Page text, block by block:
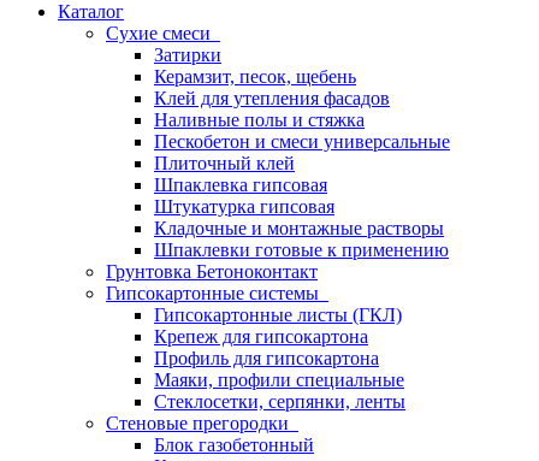
Каталог
Сухие смеси
Затирки
Керамзит, песок, щебень
Клей для утепления фасадов
Наливные полы и стяжка
Пескобетон и смеси универсальные
Плиточный клей
Шпаклевка гипсовая
Штукатурка гипсовая
Кладочные и монтажные растворы
Шпаклевки готовые к применению
Грунтовка Бетоноконтакт
Гипсокартонные системы
Гипсокартонные листы (ГКЛ)
Крепеж для гипсокартона
Профиль для гипсокартона
Маяки, профили специальные
Стеклосетки, серпянки, ленты
Стеновые прегородки
Блок газобетонный